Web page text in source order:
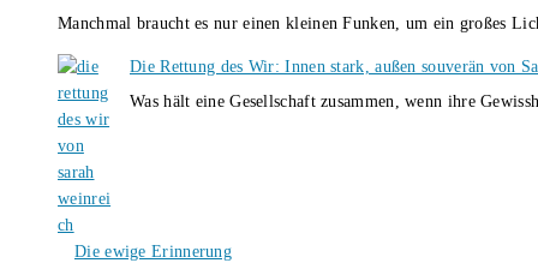
Manchmal braucht es nur einen kleinen Funken, um ein großes
Die Rettung des Wir: Innen stark, außen souverän von
Was hält eine Gesellschaft zusammen, wenn ihre
Die ewige Erinnerung